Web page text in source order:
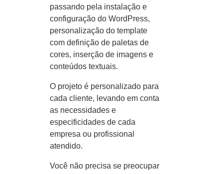
passando pela instalação e
configuração do WordPress,
personalização do template
com definição de paletas de
cores, inserção de imagens e
conteúdos textuais.
O projeto é personalizado para
cada cliente, levando em conta
as necessidades e
especificidades de cada
empresa ou profissional
atendido.
Você não precisa se preocupar